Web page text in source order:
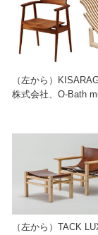
（左から）
株式会社、O-Bath
（左から）TACK